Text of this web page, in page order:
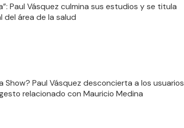
Paul Vásquez culmina sus estudios y se titula
del área de la salud
Show? Paul Vásquez desconcierta a los usuarios
relacionado con Mauricio Medina